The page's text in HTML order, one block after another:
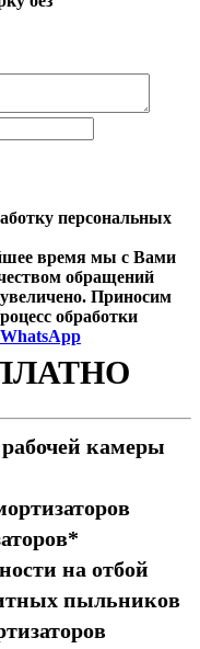
персональных
время мы с Вами
обращений
Приносим
обработки
WhatsApp
камеры
на отбой
пыльников